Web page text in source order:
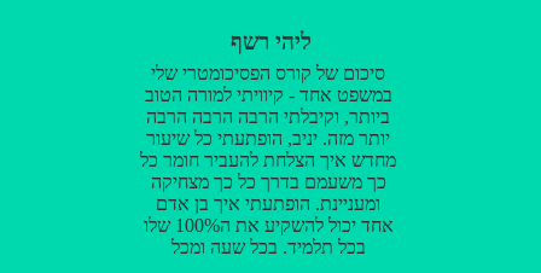
ליהי רשף
סיכום של קורס הפסיכומטרי שלי
במשפט אחד - קיוויתי למורה הטוב
ביותר, וקיבלתי הרבה הרבה הרבה
יותר מזה. יניב, הופתעתי כל שיעור
מחדש איך הצלחת להעביר חומר כל
כך משעמם בדרך כל כך מצחיקה
ומעניינת. הופתעתי איך בן אדם
אחד יכול להשקיע את ה100% שלו
בכל תלמיד, בכל שעה ומכל